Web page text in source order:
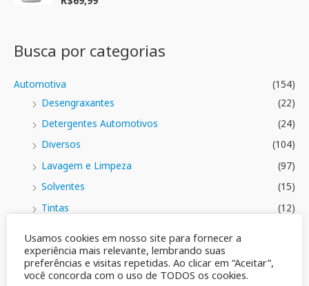
ã
5
ç
ã
d
5
Busca por categorias
Automotiva
(154)
Desengraxantes
(22)
Detergentes Automotivos
(24)
Diversos
(104)
Lavagem e Limpeza
(97)
Solventes
(15)
Tintas
(12)
Ceras, Pós Obra
Ceras\Removedores
Limpeza Pesada
Usamos cookies em nosso site para fornecer a
experiência mais relevante, lembrando suas
preferências e visitas repetidas. Ao clicar em “Aceitar”,
você concorda com o uso de TODOS os cookies.